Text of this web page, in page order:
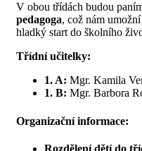
V obou třídách budou
pedagoga, což nám
hladký start do školního
Třídní učitelky:
1. A: Mgr. Kamila
1. B: Mgr. Barbora
Organizační informace:
Rozdělení dětí do